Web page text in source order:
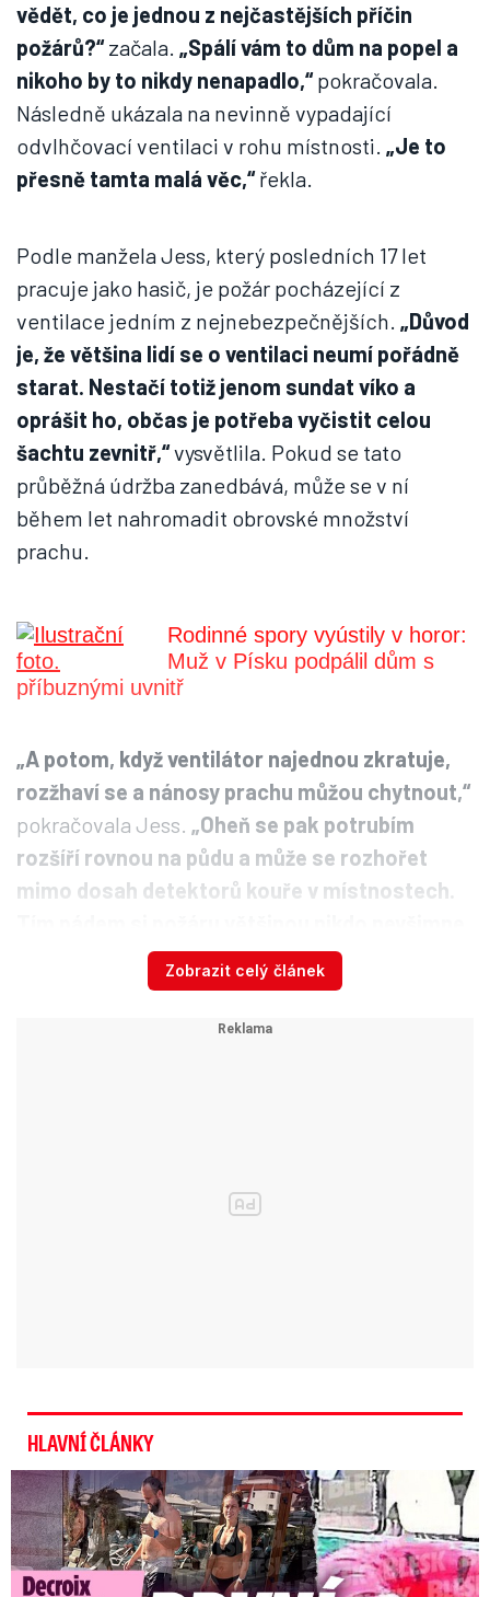
vědět, co je jednou z nejčastějších příčin
požárů?“začala. „Spálí vám to dům na popel a
nikoho by to nikdy nenapadlo,“pokračovala.
Následně ukázala na nevinně vypadající
odvlhčovací ventilaci v rohu místnosti. „Je to
přesně tamta malá věc,“řekla.
Podle manžela Jess, který posledních 17 let
pracuje jako hasič, je požár pocházející z
ventilace jedním z nejnebezpečnějších. „Důvod
je, že většina lidí se o ventilaci neumí pořádně
starat. Nestačí totiž jenom sundat víko a
oprášit ho, občas je potřeba vyčistit celou
šachtu zevnitř,“vysvětlila. Pokud se tato
průběžná údržba zanedbává, může se v ní
během let nahromadit obrovské množství
prachu.
Rodinné spory vyústily v horor:
Muž v Písku podpálil dům s
příbuznými uvnitř
„A potom, když ventilátor najednou zkratuje,
rozžhaví se a nánosy prachu můžou chytnout,“
pokračovala Jess. „Oheň se pak potrubím
rozšíří rovnou na půdu a může se rozhořet
mimo dosah detektorů kouře v místnostech.
dokud už není příliš pozdě,“zakončila. Stejné
riziko platí i u digestoří.
Zobrazit celý článek
HLAVNÍ ČLÁNKY
Exministryně s Havránkem dováděli v Polsku: První slova!